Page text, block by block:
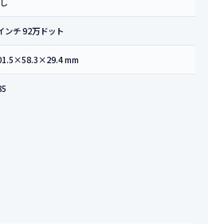
ンチ 92万ドット
mm